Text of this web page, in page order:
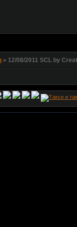
» 12/08/2011 SCL by